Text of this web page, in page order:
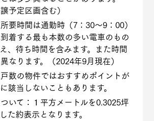
予定区画含む）
要時間は通勤時（7：30～9：00）
着する最も本数の多い電車のもの
、待ち時間を含みます。また時間
なります。（2024年9月現在）
数の物件ではおすすめポイントが
該当しないこともあります。
いて：１平方メートルを0.3025坪
た約表示となります。